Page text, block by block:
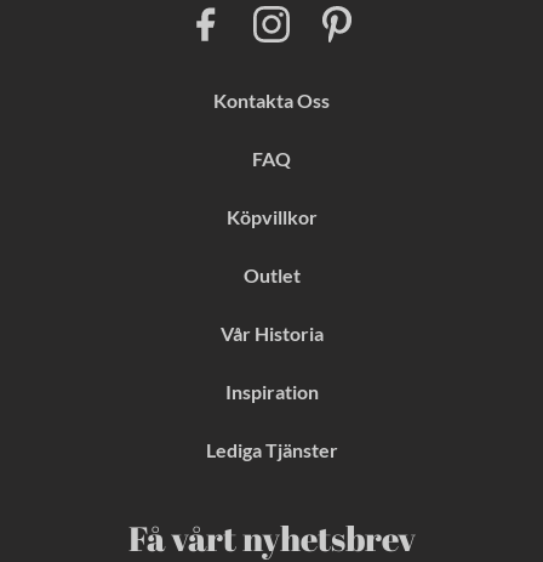
Kontakta Oss
FAQ
Köpvillkor
Outlet
Vår Historia
Inspiration
Lediga Tjänster
Få vårt nyhetsbrev
b
o
I
n
g
a
m